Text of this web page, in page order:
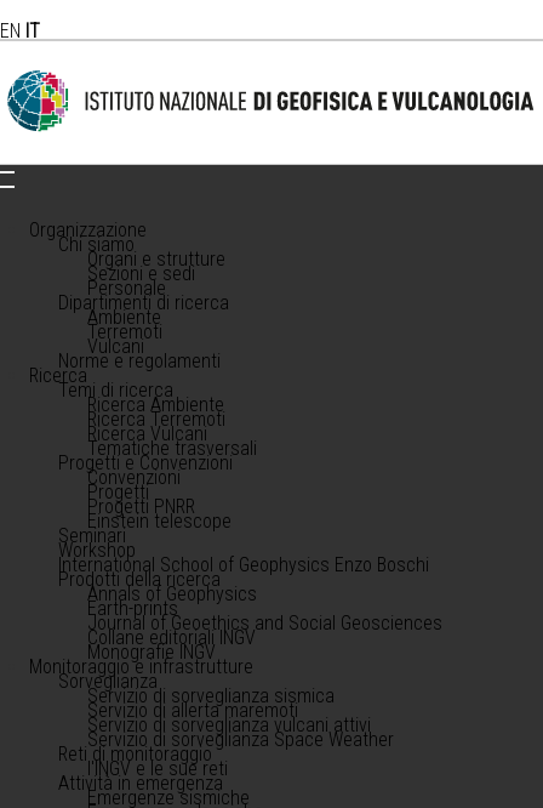
EN IT
Organizzazione
Chi siamo
Organi e strutture
Sezioni e sedi
Personale
Dipartimenti di ricerca
Ambiente
Terremoti
Vulcani
Norme e regolamenti
Ricerca
Temi di ricerca
Ricerca Ambiente
Ricerca Terremoti
Ricerca Vulcani
Tematiche trasversali
Progetti e Convenzioni
Convenzioni
Progetti
Progetti PNRR
Einstein telescope
Seminari
Workshop
International School of Geophysics Enzo Boschi
Prodotti della ricerca
Annals of Geophysics
Earth-prints
Journal of Geoethics and Social Geosciences
Collane editoriali INGV
Monografie INGV
Monitoraggio e infrastrutture
Sorveglianza
Servizio di sorveglianza sismica
Servizio di allerta maremoti
Servizio di sorveglianza vulcani attivi
Servizio di sorveglianza Space Weather
Reti di monitoraggio
l'INGV e le sue reti
Attività in emergenza
Emergenze sismiche